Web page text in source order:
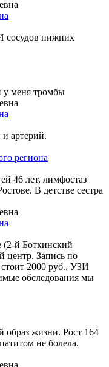
сосудов нижних
у меня тромбы
и артерий.
региона
46 лет, лимфостаз
В детстве сестра
(2-й Боткинский
центр. Запись по
2000 руб., УЗИ
обследования мы
образ жизни. Рост 164
не болела.